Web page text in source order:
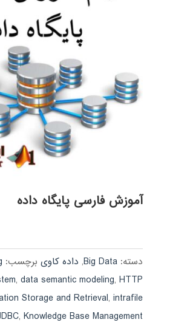
آموزش فارسی پایگاه داده
دسته: Big Data
, داده کاوی برچسب:
,data semantic modeling,HTTP پروتکل
Storage and Retrieval,intrafile
,Knowledge Base Management